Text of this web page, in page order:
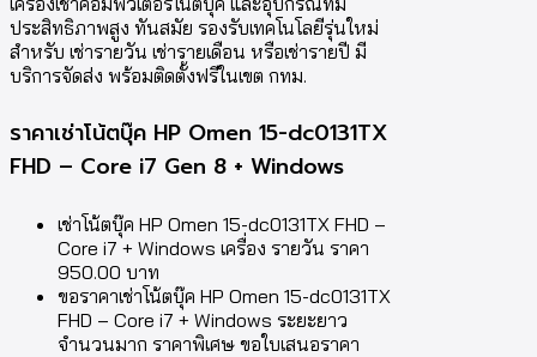
ประสิทธิภาพสูง ทันสมัย รองรับเทคโนโลยีรุ่นใหม่
สำหรับ เช่ารายวัน เช่ารายเดือน หรือเช่ารายปี มี
บริการจัดส่ง พร้อมติดตั้งฟรีในเขต กทม.
ราคาเช่าโน้ตบุ๊ค HP Omen 15-dc0131TX
FHD – Core i7 Gen 8 + Windows
เช่าโน้ตบุ๊ค HP Omen 15-dc0131TX FHD –
Core i7 + Windows เครื่อง รายวัน ราคา
950.00 บาท
ขอราคาเช่าโน้ตบุ๊ค HP Omen 15-dc0131TX
FHD – Core i7 + Windows ระยะยาว
จำนวนมาก ราคาพิเศษ ขอใบเสนอราคา